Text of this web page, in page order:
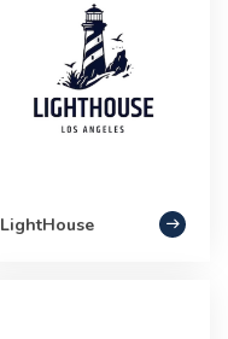
LightHouse